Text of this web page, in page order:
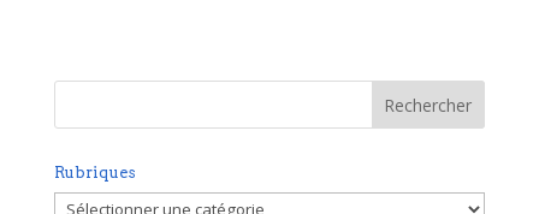
Rubriques
Rubriques